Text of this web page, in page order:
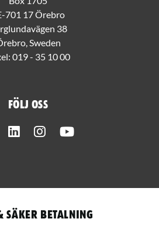
701 17 Örebro
38
Sweden
019 - 35 10 00
Följ oss
FacebookLinkedInInstagram
säker betalning